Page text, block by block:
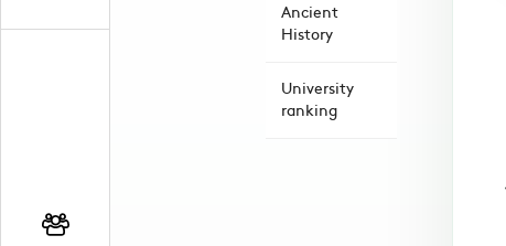
Ancient
History
University
ranking